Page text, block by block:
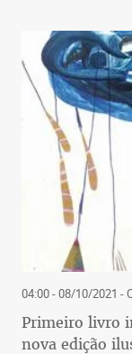
04:00 - 08/10/2021 -
Primeiro livro
nova edição